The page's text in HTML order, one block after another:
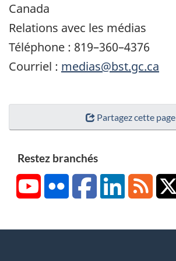
Canada
Relations avec les médias
Téléphone : 819–360–4376
Courriel : medias@bst.gc.ca
Partagez cette page
Restez branchés
YouTubeFlickr FacebookLinkedInRSS